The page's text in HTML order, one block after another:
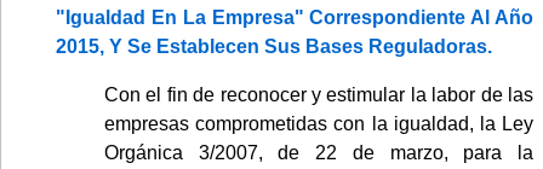
"Igualdad En La Empresa" Correspondiente Al Año
2015, Y Se Establecen Sus Bases Reguladoras.
Con el fin de reconocer y estimular la labor de las
empresas comprometidas con la igualdad, la Ley
Orgánica 3/2007, de 22 de marzo, para la